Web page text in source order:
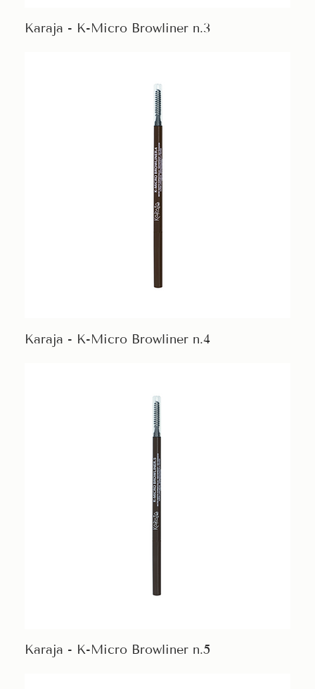
Karaja - K-Micro Browliner n.3
Karaja - K-Micro Browliner n.4
Karaja - K-Micro Browliner n.5